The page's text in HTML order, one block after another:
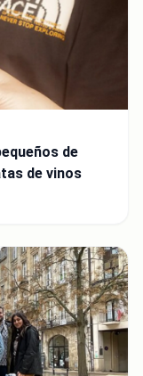
de
de vinos